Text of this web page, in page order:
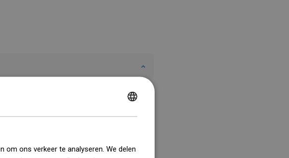
om ons verkeer te analyseren. We delen